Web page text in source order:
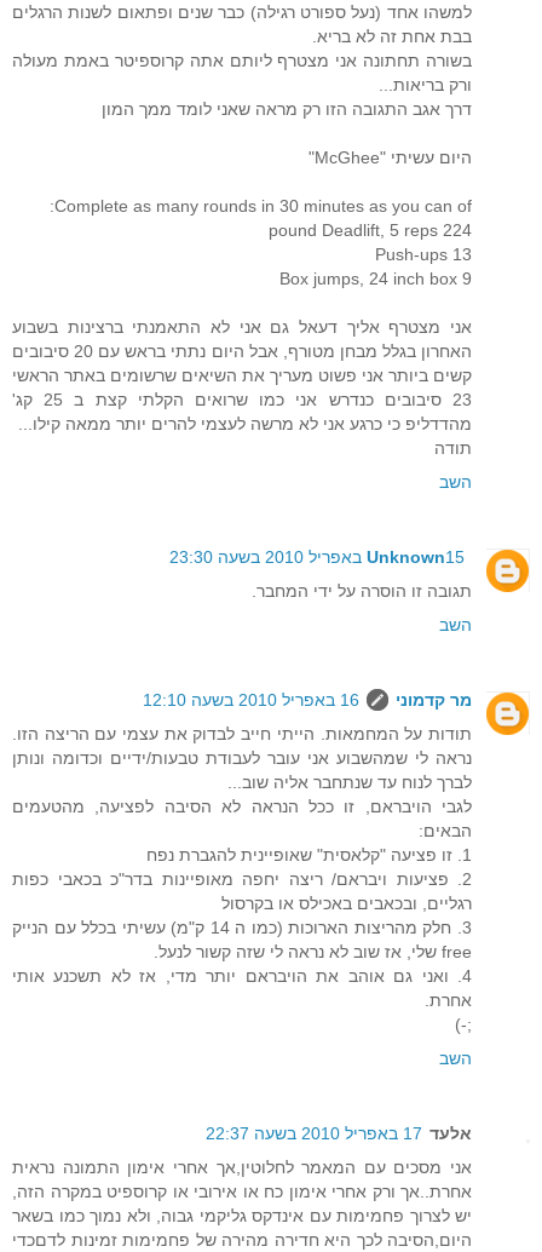
למשהו אחד (נעל ספורט רגילה) כבר שנים ופתאום לשנות הרגלים
בבת אחת זה לא בריא.
בשורה תחתונה אני מצטרף ליותם אתה קרוספיטר באמת מעולה
ורק בריאות...
דרך אגב התגובה הזו רק מראה שאני לומד ממך המון
היום עשיתי "McGhee"
Complete as many rounds in 30 minutes as you can of:
pound Deadlift, 5 reps 224
13 Push-ups
9 Box jumps, 24 inch box
אני מצטרף אליך דעאל גם אני לא התאמנתי ברצינות בשבוע
האחרון בגלל מבחן מטורף, אבל היום נתתי בראש עם 20 סיבובים
קשים ביותר אני פשוט מעריך את השיאים שרשומים באתר הראשי
23 סיבובים כנדרש אני כמו שרואים הקלתי קצת ב 25 קג'
מהדדליפ כי כרגע אני לא מרשה לעצמי להרים יותר ממאה קילו...
תודה
השב
Unknown15 באפריל 2010 בשעה 23:30
תגובה זו הוסרה על ידי המחבר.
השב
מר קדמוני
16 באפריל 2010 בשעה 12:10
תודות על המחמאות. הייתי חייב לבדוק את עצמי עם הריצה הזו.
נראה לי שמהשבוע אני עובר לעבודת טבעות/ידיים וכדומה ונותן
לברך לנוח עד שנתחבר אליה שוב...
לגבי הויבראם, זו ככל הנראה לא הסיבה לפציעה, מהטעמים
הבאים:
1. זו פציעה "קלאסית" שאופיינית להגברת נפח
2. פציעות ויבראם/ ריצה יחפה מאופיינות בדר"כ בכאבי כפות
רגליים, ובכאבים באכילס או בקרסול
3. חלק מהריצות הארוכות (כמו ה 14 ק"מ) עשיתי בכלל עם הנייק
free שלי, אז שוב לא נראה לי שזה קשור לנעל.
4. ואני גם אוהב את הויבראם יותר מדי, אז לא תשכנע אותי
אחרת.
;-)
השב
אלעד 17 באפריל 2010 בשעה 22:37
אני מסכים עם המאמר לחלוטין,אך אחרי אימון התמונה נראית
אחרת..אך ורק אחרי אימון כח או אירובי או קרוספיט במקרה הזה,
יש לצרוך פחמימות עם אינדקס גליקמי גבוה, ולא נמוך כמו בשאר
היום,הסיבה לכך היא חדירה מהירה של פחמימות זמינות לדםכדי